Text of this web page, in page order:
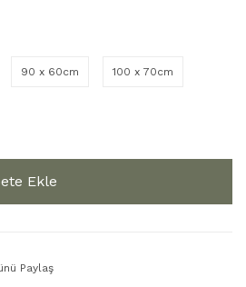
90 x 60cm 100 x 70cm
Ekle
Paylaş